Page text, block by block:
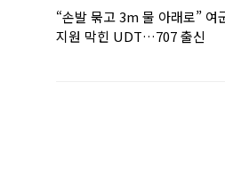
“손발 묶고 3m 물 아래로” 여
지원 막힌 UDT…707 출신